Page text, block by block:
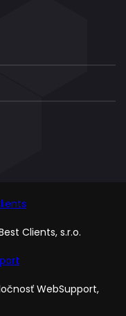
Clients, s.r.o.
WebSupport,